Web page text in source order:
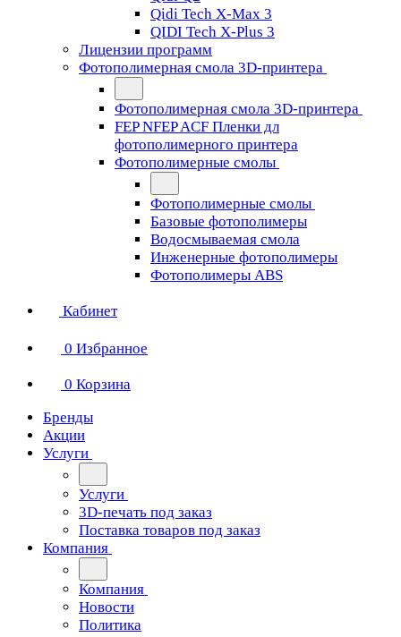
Qidi Tech X-Max 3
QIDI Tech X-Plus 3
Лицензии программ
Фотополимерная смола 3D-принтера
Фотополимерная смола 3D-принтера
FEP NFEP ACF Пленки дл
фотополимерного принтера
Фотополимерные смолы
Фотополимерные смолы
Базовые фотополимеры
Водосмываемая смола
Инженерные фотополимеры
Фотополимеры ABS
Кабинет
0 Избранное
0 Корзина
Бренды
Акции
Услуги
Услуги
3D-печать под заказ
Поставка товаров под заказ
Компания
Компания
Новости
Политика